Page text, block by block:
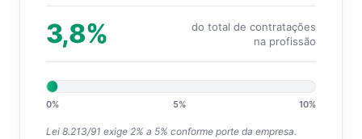
3,8%
do total de contratações
na profissão
0% 5% 10%
Lei 8.213/91 exige 2% a 5% conforme porte da empresa.